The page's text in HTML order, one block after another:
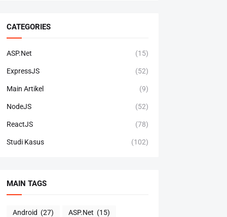
CATEGORIES
ASP.Net (15)
ExpressJS (52)
Main Artikel (9)
NodeJS (52)
ReactJS (78)
Studi Kasus (102)
MAIN TAGS
Android (27) ASP.Net (15)